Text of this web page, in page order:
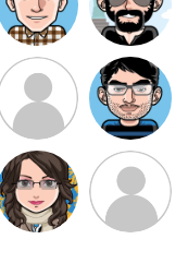
مهدی فرهمند مهدی سلطانی
سامان راحمی امیردلتا